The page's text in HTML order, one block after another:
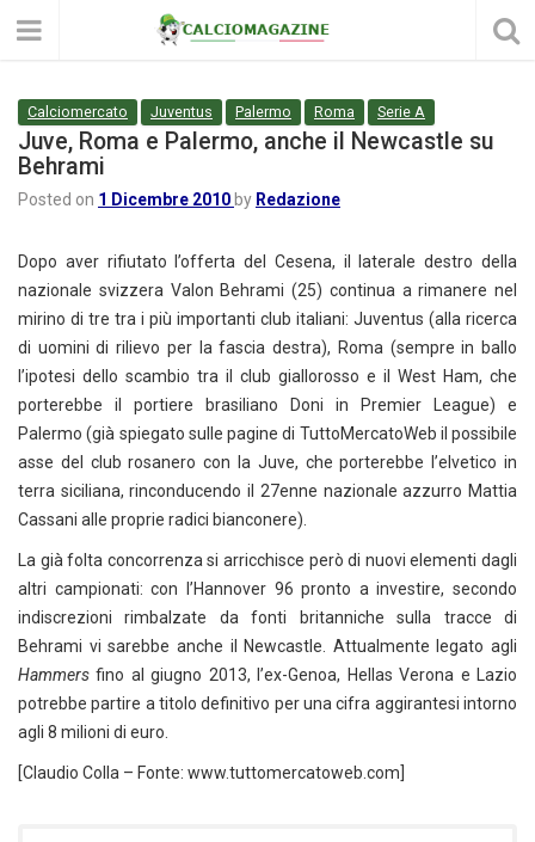
Calciomercato Juventus Palermo Roma Serie A
Juve, Roma e Palermo, anche il Newcastle su
Behrami
Posted on 1 Dicembre 2010 by Redazione
Dopo aver rifiutato l’offerta del Cesena, il laterale destro della
nazionale svizzera Valon Behrami (25) continua a rimanere nel
mirino di tre tra i più importanti club italiani: Juventus (alla ricerca
di uomini di rilievo per la fascia destra), Roma (sempre in ballo
l’ipotesi dello scambio tra il club giallorosso e il West Ham, che
porterebbe il portiere brasiliano Doni in Premier League) e
Palermo (già spiegato sulle pagine di TuttoMercatoWeb il possibile
asse del club rosanero con la Juve, che porterebbe l’elvetico in
terra siciliana, rinconducendo il 27enne nazionale azzurro Mattia
Cassani alle proprie radici bianconere).
La già folta concorrenza si arricchisce però di nuovi elementi dagli
altri campionati: con l’Hannover 96 pronto a investire, secondo
indiscrezioni rimbalzate da fonti britanniche sulla tracce di
Behrami vi sarebbe anche il Newcastle. Attualmente legato agli
Hammers fino al giugno 2013, l’ex-Genoa, Hellas Verona e Lazio
potrebbe partire a titolo definitivo per una cifra aggirantesi intorno
agli 8 milioni di euro.
[Claudio Colla – Fonte: www.tuttomercatoweb.com]